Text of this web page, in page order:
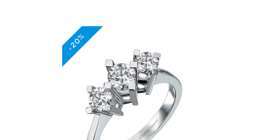
-20%